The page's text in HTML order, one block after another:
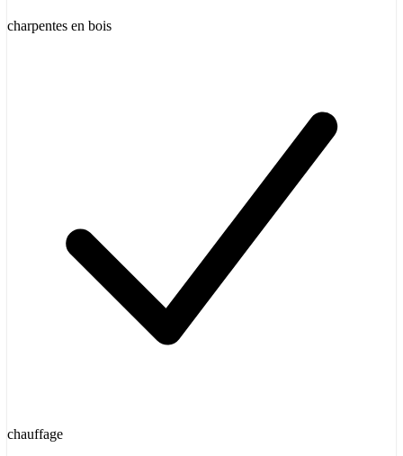
charpentes en bois
chauffage